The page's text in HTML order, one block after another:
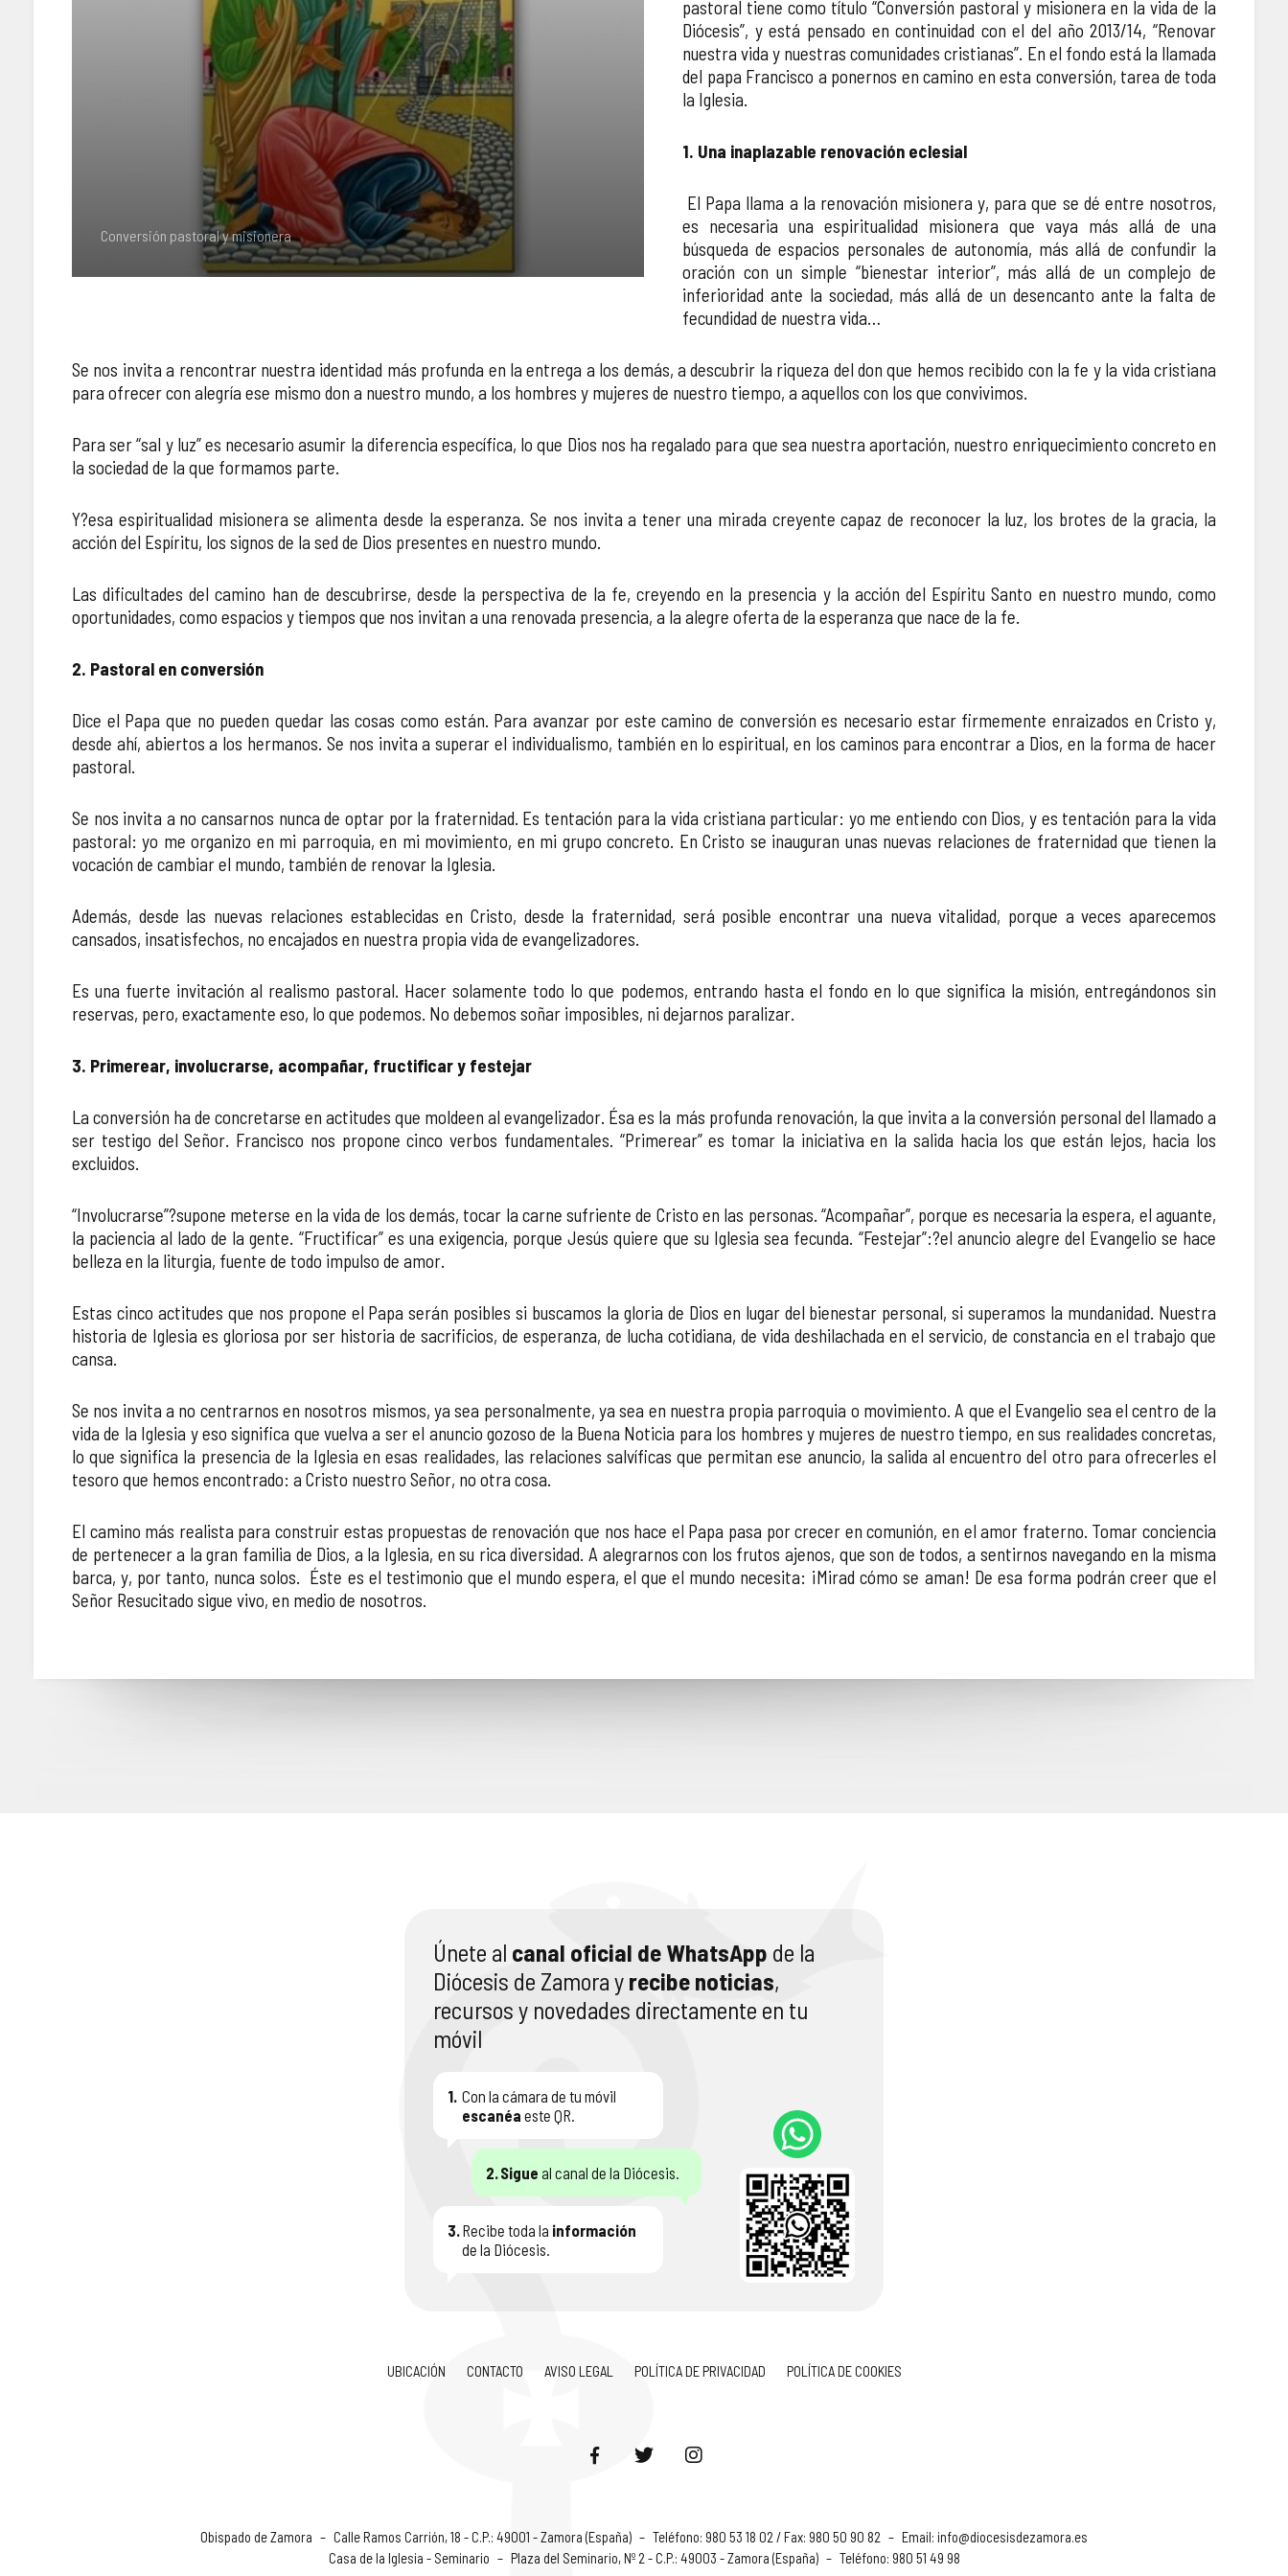
Conversión pastoral y misionera
pastoral tiene como título “Conversión pastoral y misionera en la vida de la
Diócesis”, y está pensado en continuidad con el del año 2013/14, “Renovar
nuestra vida y nuestras comunidades cristianas”. En el fondo está la llamada
del papa Francisco a ponernos en camino en esta conversión, tarea de toda
la Iglesia.
1. Una inaplazable renovación eclesial
El Papa llama a la renovación misionera y, para que se dé entre nosotros,
es necesaria una espiritualidad misionera que vaya más allá de una
búsqueda de espacios personales de autonomía, más allá de confundir la
oración con un simple “bienestar interior”, más allá de un complejo de
inferioridad ante la sociedad, más allá de un desencanto ante la falta de
fecundidad de nuestra vida…
Se nos invita a rencontrar nuestra identidad más profunda en la entrega a los demás, a descubrir la riqueza del don que hemos recibido con la fe y la vida cristiana
para ofrecer con alegría ese mismo don a nuestro mundo, a los hombres y mujeres de nuestro tiempo, a aquellos con los que convivimos.
Para ser “sal y luz” es necesario asumir la diferencia específica, lo que Dios nos ha regalado para que sea nuestra aportación, nuestro enriquecimiento concreto en
la sociedad de la que formamos parte.
Y?esa espiritualidad misionera se alimenta desde la esperanza. Se nos invita a tener una mirada creyente capaz de reconocer la luz, los brotes de la gracia, la
acción del Espíritu, los signos de la sed de Dios presentes en nuestro mundo.
Las dificultades del camino han de descubrirse, desde la perspectiva de la fe, creyendo en la presencia y la acción del Espíritu Santo en nuestro mundo, como
oportunidades, como espacios y tiempos que nos invitan a una renovada presencia, a la alegre oferta de la esperanza que nace de la fe.
2. Pastoral en conversión
Dice el Papa que no pueden quedar las cosas como están. Para avanzar por este camino de conversión es necesario estar firmemente enraizados en Cristo y,
desde ahí, abiertos a los hermanos. Se nos invita a superar el individualismo, también en lo espiritual, en los caminos para encontrar a Dios, en la forma de hacer
pastoral.
Se nos invita a no cansarnos nunca de optar por la fraternidad. Es tentación para la vida cristiana particular: yo me entiendo con Dios, y es tentación para la vida
pastoral: yo me organizo en mi parroquia, en mi movimiento, en mi grupo concreto. En Cristo se inauguran unas nuevas relaciones de fraternidad que tienen la
vocación de cambiar el mundo, también de renovar la Iglesia.
Además, desde las nuevas relaciones establecidas en Cristo, desde la fraternidad, será posible encontrar una nueva vitalidad, porque a veces aparecemos
cansados, insatisfechos, no encajados en nuestra propia vida de evangelizadores.
Es una fuerte invitación al realismo pastoral. Hacer solamente todo lo que podemos, entrando hasta el fondo en lo que significa la misión, entregándonos sin
reservas, pero, exactamente eso, lo que podemos. No debemos soñar imposibles, ni dejarnos paralizar.
3. Primerear, involucrarse, acompañar, fructificar y festejar
La conversión ha de concretarse en actitudes que moldeen al evangelizador. Ésa es la más profunda renovación, la que invita a la conversión personal del llamado a
ser testigo del Señor. Francisco nos propone cinco verbos fundamentales. “Primerear” es tomar la iniciativa en la salida hacia los que están lejos, hacia los
excluidos.
“Involucrarse”?supone meterse en la vida de los demás, tocar la carne sufriente de Cristo en las personas. “Acompañar”, porque es necesaria la espera, el aguante,
la paciencia al lado de la gente. “Fructificar” es una exigencia, porque Jesús quiere que su Iglesia sea fecunda. “Festejar”:?el anuncio alegre del Evangelio se hace
belleza en la liturgia, fuente de todo impulso de amor.
Estas cinco actitudes que nos propone el Papa serán posibles si buscamos la gloria de Dios en lugar del bienestar personal, si superamos la mundanidad. Nuestra
historia de Iglesia es gloriosa por ser historia de sacrificios, de esperanza, de lucha cotidiana, de vida deshilachada en el servicio, de constancia en el trabajo que
cansa.
Se nos invita a no centrarnos en nosotros mismos, ya sea personalmente, ya sea en nuestra propia parroquia o movimiento. A que el Evangelio sea el centro de la
vida de la Iglesia y eso significa que vuelva a ser el anuncio gozoso de la Buena Noticia para los hombres y mujeres de nuestro tiempo, en sus realidades concretas,
lo que significa la presencia de la Iglesia en esas realidades, las relaciones salvíficas que permitan ese anuncio, la salida al encuentro del otro para ofrecerles el
tesoro que hemos encontrado: a Cristo nuestro Señor, no otra cosa.
El camino más realista para construir estas propuestas de renovación que nos hace el Papa pasa por crecer en comunión, en el amor fraterno. Tomar conciencia
de pertenecer a la gran familia de Dios, a la Iglesia, en su rica diversidad. A alegrarnos con los frutos ajenos, que son de todos, a sentirnos navegando en la misma
barca, y, por tanto, nunca solos. Éste es el testimonio que el mundo espera, el que el mundo necesita: ¡Mirad cómo se aman! De esa forma podrán creer que el
Señor Resucitado sigue vivo, en medio de nosotros.
Únete al canal oficial de WhatsApp de la
Diócesis de Zamora y recibe noticias,
recursos y novedades directamente en tu
móvil
1. Con la cámara de tu móvil
escanéa este QR.
2.Sigue al canal de la Diócesis.
3.Recibe toda la información
de la Diócesis.
UBICACIÓN CONTACTO AVISO LEGAL POLÍTICA DE PRIVACIDAD POLÍTICA DE COOKIES
Obispado de Zamora – Calle Ramos Carrión, 18 - C.P.: 49001 - Zamora (España) – Teléfono: 980 53 18 02 / Fax: 980 50 90 82 – Email: info@diocesisdezamora.es
Casa de la Iglesia - Seminario – Plaza del Seminario, Nº 2 - C.P.: 49003 - Zamora (España) – Teléfono: 980 51 49 98